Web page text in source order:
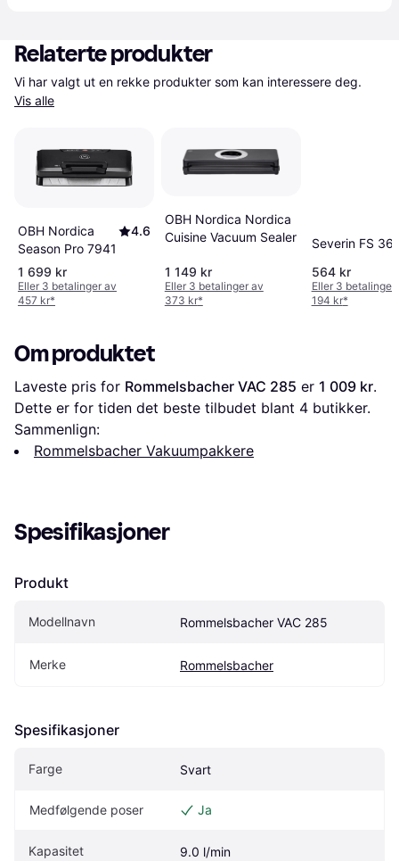
Relaterte produkter
Vis alle
OBH Nordica
Season Pro 7941
4.6
1 699 kr
Eller 3 betalinger av
457 kr*
OBH Nordica Nordica
Cuisine Vacuum Sealer
1 149 kr
Eller 3 betalinger av
373 kr*
Severin FS
564 kr
Eller 3 betalinger
194 kr*
Om produktet
Laveste pris for Rommelsbacher VAC 285 er 1 009 kr.
Dette er for tiden det beste tilbudet blant 4 butikker.
Sammenlign:
Rommelsbacher Vakuumpakkere
Spesifikasjoner
Produkt
Modellnavn Rommelsbacher VAC 285
Merke Rommelsbacher
Spesifikasjoner
Farge Svart
Medfølgende poser Ja
Kapasitet 9.0 l/min